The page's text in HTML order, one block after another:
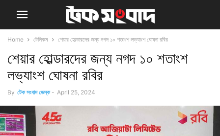
Home টেলিকম শেয়ার হোল্ডারদের জন্য নগদ ১০ শতাংশ লভ্যাংশ ঘোষনা রবির
শেয়ার হোল্ডারদের জন্য নগদ ১০ শতাংশ
লভ্যাংশ ঘোষনা রবির
By টেক সংবাদ ডেস্ক - April 25, 2024